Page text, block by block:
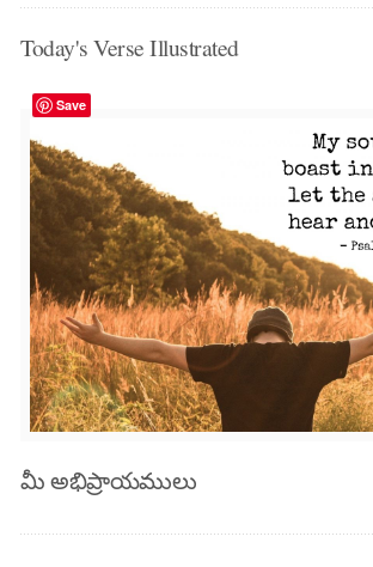
Today's Verse Illustrated
Save
మీ అభిప్రాయములు